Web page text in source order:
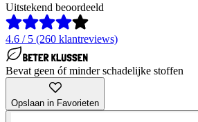
Uitstekend beoordeeld
4.6 / 5 (260 klantreviews)
Bevat geen óf minder schadelijke stoffen
Opslaan in Favorieten